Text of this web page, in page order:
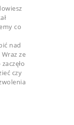
co
nad
ze
czy